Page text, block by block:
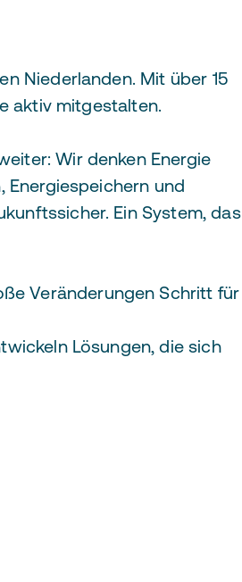
Niederlanden. Mit über 15
aktiv mitgestalten.
Wir denken Energie
Energiespeichern und
Ein System, das
Veränderungen Schritt für
Lösungen, die sich